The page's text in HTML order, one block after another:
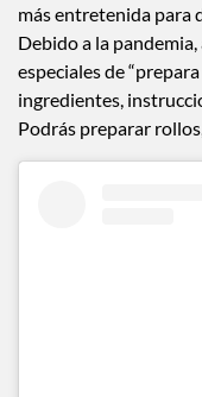
más entretenida para
Debido a la
especiales de
ingredientes,
Podrás preparar